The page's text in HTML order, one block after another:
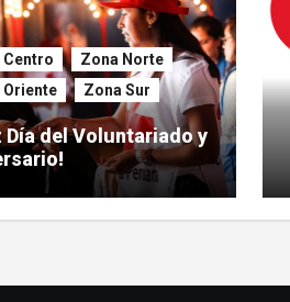
Centro
Zona Norte
Oriente
Zona Sur
Día del Voluntariado y